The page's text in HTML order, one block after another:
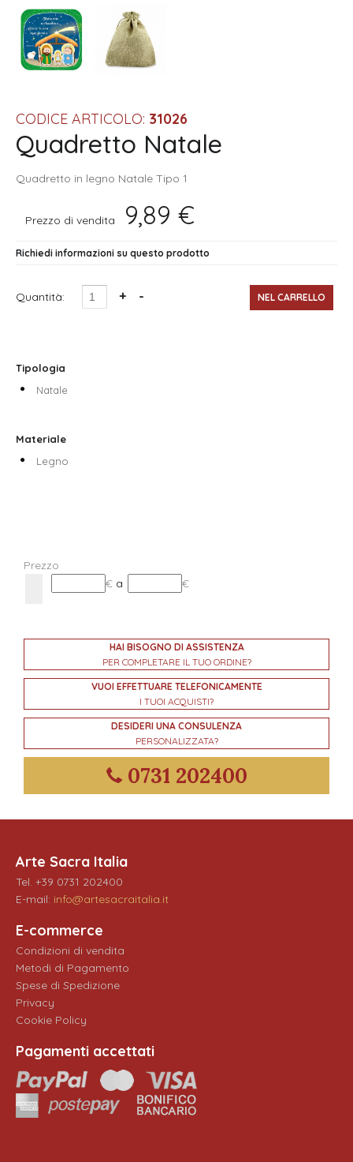
CODICE ARTICOLO: 31026
Quadretto Natale
Quadretto in legno Natale Tipo 1
Prezzo di vendita 9,89 €
Richiedi informazioni su questo prodotto
Quantità:
Tipologia
Natale
Materiale
Legno
Prezzo
€ a €
HAI BISOGNO DI ASSISTENZA
PER COMPLETARE IL TUO ORDINE?
VUOI EFFETTUARE TELEFONICAMENTE
I TUOI ACQUISTI?
DESIDERI UNA CONSULENZA
PERSONALIZZATA?
0731 202400
Arte Sacra Italia
Tel. +39 0731 202400
E-mail: info@artesacraitalia.it
E-commerce
Condizioni di vendita
Metodi di Pagamento
Spese di Spedizione
Privacy
Cookie Policy
Pagamenti accettati